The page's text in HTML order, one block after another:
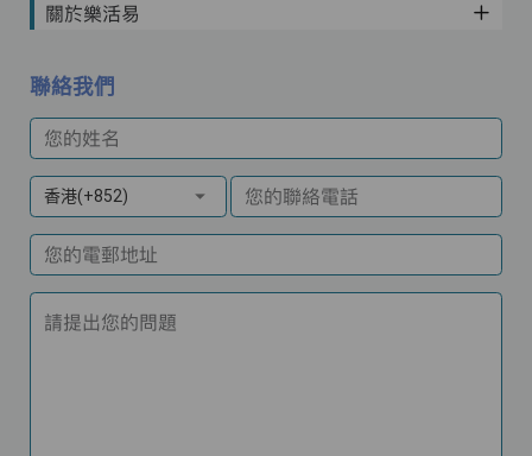
關於樂活易
聯絡我們
您的姓名
香港(+852) 您的聯絡電話
您的電郵地址
請提出您的問題